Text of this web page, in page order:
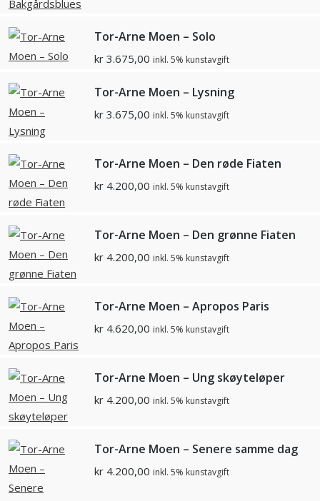
Tor-Arne Moen – Solo
kr 3.675,00 inkl. 5% kunstavgift
Tor-Arne Moen – Lysning
kr 3.675,00 inkl. 5% kunstavgift
Tor-Arne Moen – Den røde Fiaten
kr 4.200,00 inkl. 5% kunstavgift
Tor-Arne Moen – Den grønne Fiaten
kr 4.200,00 inkl. 5% kunstavgift
Tor-Arne Moen – Apropos Paris
kr 4.620,00 inkl. 5% kunstavgift
Tor-Arne Moen – Ung skøyteløper
kr 4.200,00 inkl. 5% kunstavgift
Tor-Arne Moen – Senere samme dag
kr 4.200,00 inkl. 5% kunstavgift